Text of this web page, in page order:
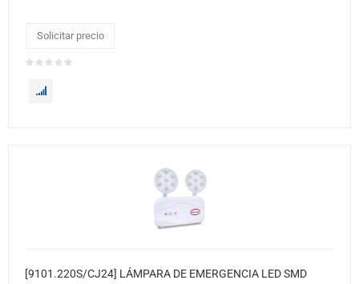
Solicitar precio
[9101.220S/CJ24] LÁMPARA DE EMERGENCIA LED SMD